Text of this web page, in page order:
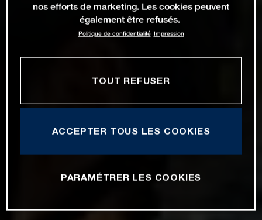
nos efforts de marketing. Les cookies peuvent
également être refusés.
Politique de confidentialité Impression
TOUT REFUSER
ACCEPTER TOUS LES COOKIES
PARAMÉTRER LES COOKIES